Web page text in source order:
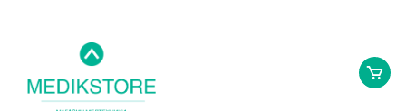
содержимому